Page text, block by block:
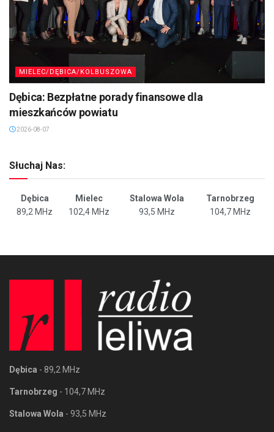
MIELEC/DĘBICA/KOLBUSZOWA
Dębica: Bezpłatne porady finansowe dla
mieszkańców powiatu
2026-08-07
Słuchaj Nas:
Dębica Mielec Stalowa Wola
Tarnobrzeg
89,2 MHz
102,4 MHz 93,5 MHz 104,7 MHz
Dębica - 89,2 MHz
Tarnobrzeg - 104,7 MHz
Stalowa Wola - 93,5 MHz